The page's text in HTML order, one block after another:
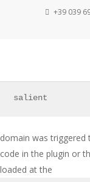
salient
domain was triggered
code in the plugin or
loaded at the
+39 039